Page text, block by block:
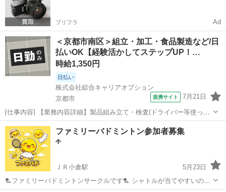
プリフラ Ad
＜京都市南区＞組立・加工・食品製造など/日
払いOK【経験活かしてステップUP！…
時給1,350円
日払い
株式会社綜合キャリアオプション
京都市
提携サイト 7月21日
[仕事内容] 【業務内容詳細】製品組み立て・検査(ドライバー等使って
の作業)【取扱製品情報】医薬品製造や食品品質管理に用いる分析・計
測機器 。＋お仕事探しはコンシェルスタッフにおまかせ＋。 あなたの
お仕事探しをしっかりサ...
京都 京都市
ファミリーバドミントン参加者募集
ＪＲ小倉駅
5月23日
🏸ファミリーバドミントンサークルです🏸 シャトルが当てやすいの